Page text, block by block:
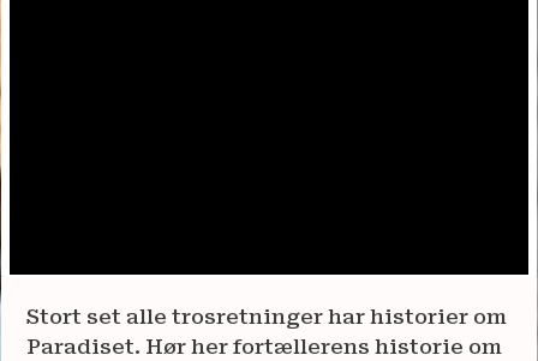
Stort set alle trosretninger har historier om
Paradiset. Hør her fortællerens historie om